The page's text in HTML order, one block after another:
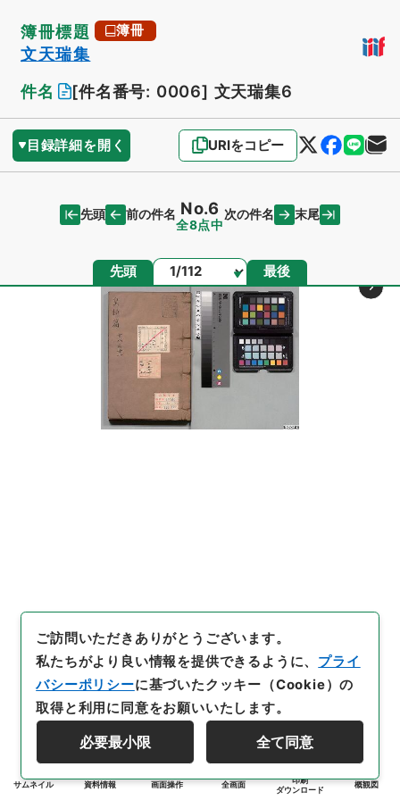
簿冊標題 簿冊
文天瑞集
件名
[件名番号: 0006] 文天瑞集6
目録詳細を開く URIをコピー
先頭 前の件名 No.6
全8点中
次の件名 末尾
先頭 ページ 最後
サムネイル 資料情報 画面操作 全画面
印刷
ダウンロード
概観図
ご訪問いただきありがとうございます。
私たちがより良い情報を提供できるように、 プライ
バシーポリシーに基づいたクッキー（Cookie）の
取得と利用に同意をお願いいたします。
必要最小限 全て同意